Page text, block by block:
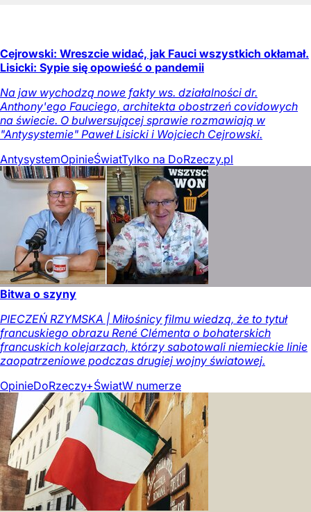
Cejrowski: Wreszcie widać, jak Fauci wszystkich okłamał.
Lisicki: Sypie się opowieść o pandemii
Na jaw wychodzą nowe fakty ws. działalności dr.
Anthony'ego Fauciego, architekta obostrzeń covidowych
na świecie. O bulwersującej sprawie rozmawiają w
"Antysystemie" Paweł Lisicki i Wojciech Cejrowski.
AntysystemOpinieŚwiatTylko na DoRzeczy.pl
Bitwa o szyny
PIECZEŃ RZYMSKA | Miłośnicy filmu wiedzą, że to tytuł
francuskiego obrazu René Clémenta o bohaterskich
francuskich kolejarzach, którzy sabotowali niemieckie linie
zaopatrzeniowe podczas drugiej wojny światowej.
OpinieDoRzeczy+ŚwiatW numerze